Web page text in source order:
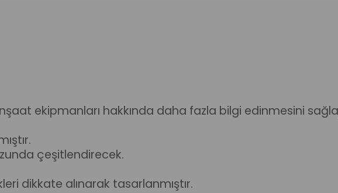
ekipmanları hakkında daha fazla bilgi edinmesini
çeşitlendirecek.
dikkate alınarak tasarlanmıştır.